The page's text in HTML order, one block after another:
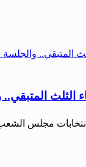
المتبقي..
لانتخابات مجلس